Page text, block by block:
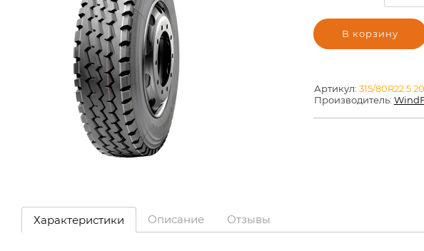
В корзину
Артикул: 315/80R22.5
Производитель:
Характеристики Описание Отзывы